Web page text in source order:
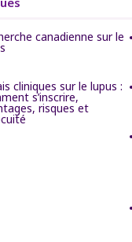
canadienne sur le
cliniques sur le lupus :
s’inscrire,
risques et